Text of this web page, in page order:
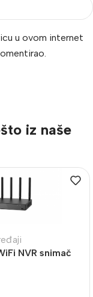
u ovom internet
iz naše
NVR snimač